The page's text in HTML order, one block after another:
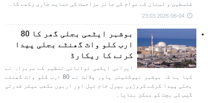
فلسطین و لبنان کے عوام کی جائز مزاحمت کی حمایت جاری رکھے گا۔
2026-06-04 23:03
بوشہر ایٹمی بجلی گھر کا 80
ارب کلو واٹ گھنٹے بجلی پیدا
کرنے کا ریکارڈ
ایرانی ایٹمی توانائی تنظیم کے سربراہ نے
کہا ہے کہ بوشہر نیوکلیئر پاور پلانٹ نے 80 ارب کلو واٹ گھنٹے
بجلی پیدا کرکے کروڑوں بیرل خام تیل اور اربوں مکعب میٹر قدرتی
گیس کی بچت کو ممکن بنایا۔